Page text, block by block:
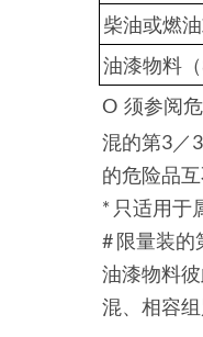
柴油或燃
油漆物料（
O 须参阅
混的第3／
的危险品互
* 只适用于
# 限量装的
油漆物料
混、相容组